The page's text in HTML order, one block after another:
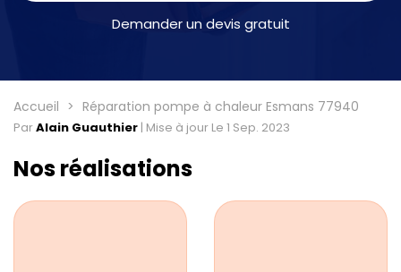
Demander un devis gratuit
Accueil Réparation pompe à chaleur Esmans 77940
ParAlain Guauthier | Mise à jour Le 1 Sep. 2023
Nos réalisations